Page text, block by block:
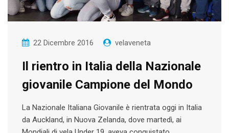
22 Dicembre 2016 velaveneta
Il rientro in Italia della Nazionale
giovanile Campione del Mondo
La Nazionale Italiana Giovanile è rientrata oggi in Italia
da Auckland, in Nuova Zelanda, dove martedì, ai